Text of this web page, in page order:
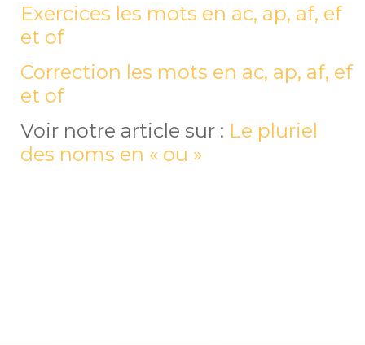
Exercices les mots en ac, ap, af, ef
et of
Correction les mots en ac, ap, af, ef
et of
Voir notre article sur : Le pluriel
des noms en « ou »